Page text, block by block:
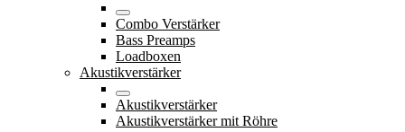
Combo Verstärker
Bass Preamps
Loadboxen
Akustikverstärker
Akustikverstärker
Akustikverstärker mit Röhre